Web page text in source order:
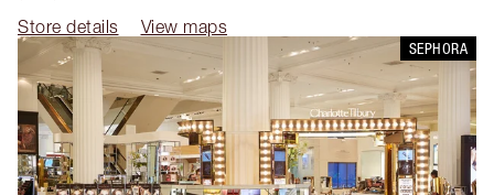
Store details
View maps
SEPHORA